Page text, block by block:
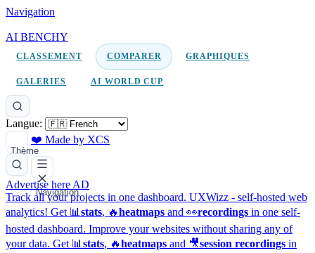
Navigation
AI BENCHY
CLASSEMENT COMPARER GRAPHIQUES
GALERIES AI WORLD CUP
Langue:
Thème
❤️ Made by XCS
Navigation
Advertise here AD
Track all your projects in one dashboard. UXWizz - self-hosted web
analytics! Get 📊 stats, 🔥heatmaps and 👀recordings in one self-
hosted dashboard. Improve your websites without sharing any of
your data. Get 📊 stats, 🔥heatmaps and 🎥session recordings in